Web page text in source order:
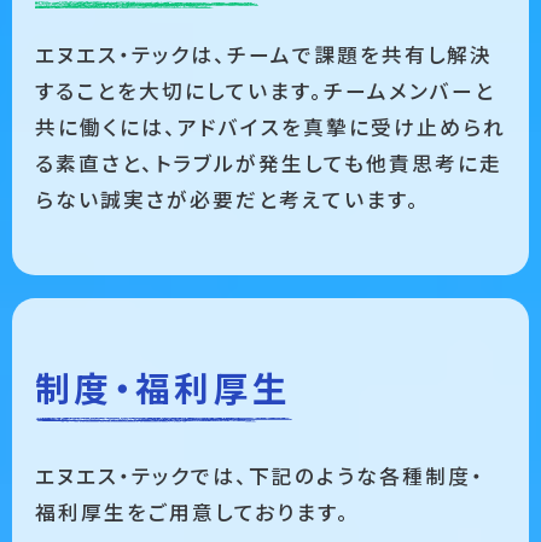
エヌエス・テックは、チームで課題を共有し解決
することを大切にしています。チームメンバーと
共に働くには、アドバイスを真摯に受け止められ
る素直さと、トラブルが発生しても他責思考に走
らない誠実さが必要だと考えています。
制度・福利厚生
エヌエス・テックでは、下記のような各種制度・
福利厚生をご用意しております。